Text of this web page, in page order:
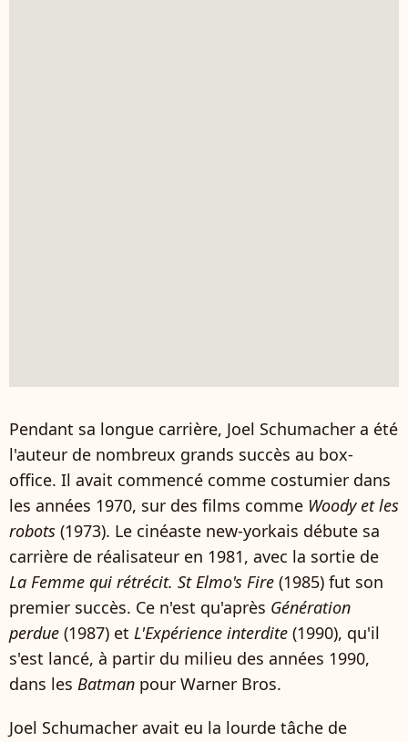
Pendant sa longue carrière, Joel Schumacher a été
l'auteur de nombreux grands succès au box-
office. Il avait commencé comme costumier dans
les années 1970, sur des films comme Woody et les
robots (1973). Le cinéaste new-yorkais débute sa
carrière de réalisateur en 1981, avec la sortie de
La Femme qui rétrécit. St Elmo's Fire (1985) fut son
premier succès. Ce n'est qu'après Génération
perdue (1987) et L'Expérience interdite (1990), qu'il
s'est lancé, à partir du milieu des années 1990,
dans les Batman pour Warner Bros.
Joel Schumacher avait eu la lourde tâche de